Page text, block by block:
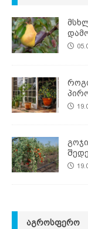
ᲐᲒᲠᲝᲡᲤᲔᲠᲝ